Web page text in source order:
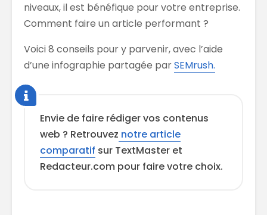
niveaux, il est bénéfique pour votre entreprise.
Comment faire un article performant ?
Voici 8 conseils pour y parvenir, avec l’aide
d’une infographie partagée parSEMrush.
Envie de faire rédiger vos contenus
web ? Retrouvez notre article
comparatif sur TextMaster et
Redacteur.com pour faire votre choix.